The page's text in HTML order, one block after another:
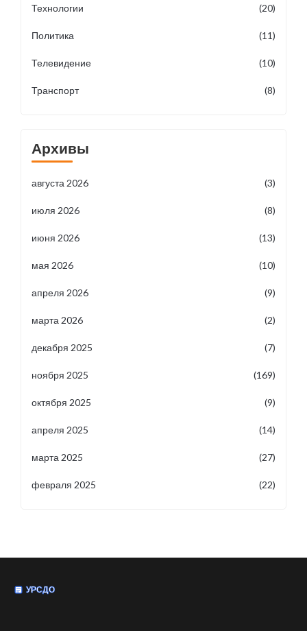
Технологии (20)
Политика (11)
Телевидение (10)
Транспорт (8)
Архивы
августа 2026 (3)
июля 2026 (8)
июня 2026 (13)
мая 2026 (10)
апреля 2026 (9)
марта 2026 (2)
декабря 2025 (7)
ноября 2025 (169)
октября 2025 (9)
апреля 2025 (14)
марта 2025 (27)
февраля 2025 (22)